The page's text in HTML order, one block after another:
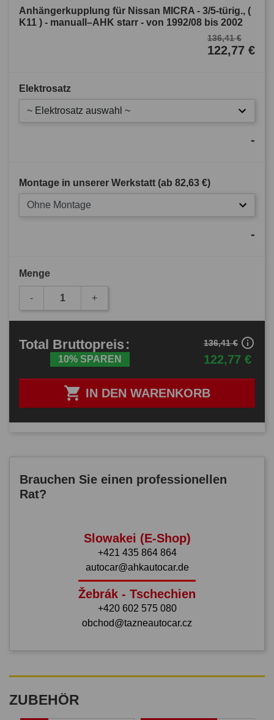
Anhängerkupplung für Nissan MICRA - 3/5-türig., (
K11 ) - manuall–AHK starr - von 1992/08 bis 2002
136,41 €
122,77 €
Elektrosatz
~ Elektrosatz auswahl ~
-
Montage in unserer Werkstatt (ab 82,63 €)
Ohne Montage
-
Menge
- +
 IN DEN WARENKORB
Total Bruttopreis:
10% SPAREN 122,77 €
136,41 € info_outline
Brauchen Sie einen professionellen
Rat?
Slowakei (E-Shop)
+421 435 864 864
autocar@ahkautocar.de
Žebrák - Tschechien
+420 602 575 080
obchod@tazneautocar.cz
ZUBEHÖR